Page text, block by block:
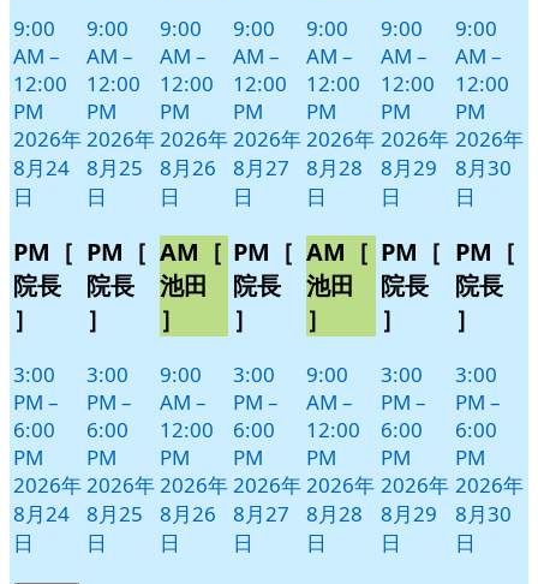
9:00
AM –
12:00
PM
2026年
8月24
日
PM［
院長
］
3:00
PM –
6:00
PM
2026年
8月24
日
9:00
AM –
12:00
PM
2026年
8月25
日
PM［
院長
］
3:00
PM –
6:00
PM
2026年
8月25
日
9:00
AM –
12:00
PM
2026年
8月26
日
AM［
池田
］
9:00
AM –
12:00
PM
2026年
8月26
日
9:00
AM –
12:00
PM
2026年
8月27
日
PM［
院長
］
3:00
PM –
6:00
PM
2026年
8月27
日
9:00
AM –
12:00
PM
2026年
8月28
日
AM［
池田
］
9:00
AM –
12:00
PM
2026年
8月28
日
9:00
AM –
12:00
PM
2026年
8月29
日
PM［
院長
］
3:00
PM –
6:00
PM
2026年
8月29
日
9:00
AM –
12:00
PM
2026年
8月30
日
PM［
院長
］
3:00
PM –
6:00
PM
2026年
8月30
日